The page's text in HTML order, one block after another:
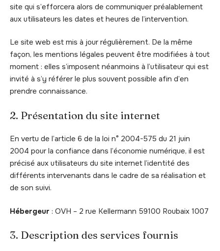
site qui s’efforcera alors de communiquer préalablement
aux utilisateurs les dates et heures de l’intervention.
Le site web est mis à jour régulièrement. De la même
façon, les mentions légales peuvent être modifiées à tout
moment : elles s’imposent néanmoins à l’utilisateur qui est
invité à s’y référer le plus souvent possible afin d’en
prendre connaissance.
2. Présentation du site internet
En vertu de l’article 6 de la loi n° 2004-575 du 21 juin
2004 pour la confiance dans l’économie numérique, il est
précisé aux utilisateurs du site internet l’identité des
différents intervenants dans le cadre de sa réalisation et
de son suivi.
Hébergeur : OVH – 2 rue Kellermann 59100 Roubaix 1007
3. Description des services fournis